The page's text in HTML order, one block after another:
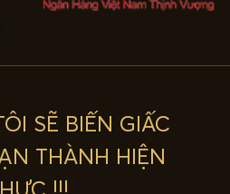
SẼ BIẾN GIẤC
THÀNH HIỆN
!!!